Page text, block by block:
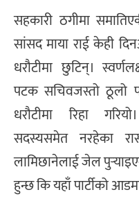
सहकारी ठगीमा
सांसद माया राई केही
धरौटीमा छुटिन्।
पटक सचिवजस्तो ठूलो
धरौटीमा रिहा
सदस्यसमेत नरहेका
लामिछानेलाई जेल
हुन्छ कि यहाँ पार्टीको